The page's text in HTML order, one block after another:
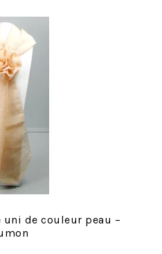
de couleur peau –